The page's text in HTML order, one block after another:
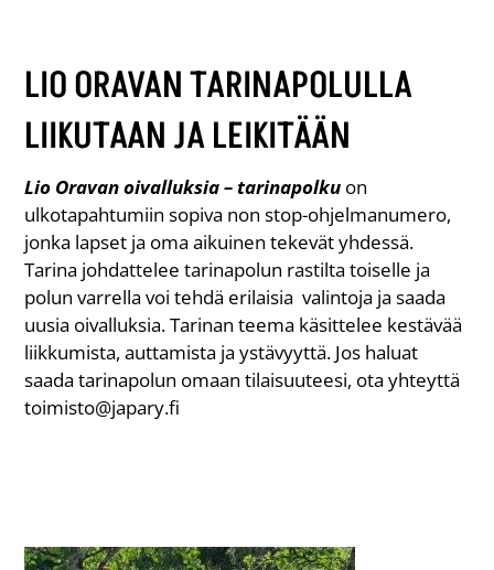
LIO ORAVAN TARINAPOLULLA
LIIKUTAAN JA LEIKITÄÄN
Lio Oravan oivalluksia – tarinapolku on
ulkotapahtumiin sopiva non stop-ohjelmanumero,
jonka lapset ja oma aikuinen tekevät yhdessä.
Tarina johdattelee tarinapolun rastilta toiselle ja
polun varrella voi tehdä erilaisia valintoja ja saada
uusia oivalluksia. Tarinan teema käsittelee kestävää
liikkumista, auttamista ja ystävyyttä. Jos haluat
saada tarinapolun omaan tilaisuuteesi, ota yhteyttä
toimisto@japary.fi